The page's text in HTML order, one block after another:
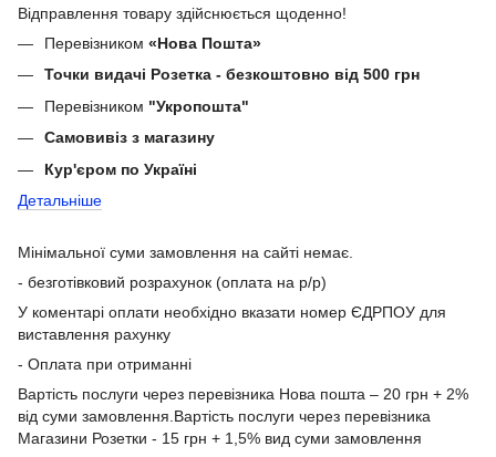
Відправлення товару здійснюється щоденно!
Перевізником «Нова Пошта»
Точки видачі Розетка - безкоштовно від 500 грн
Перевізником "Укропошта"
Самовивіз з магазину
Кур'єром по Україні
Детальніше
Мінімальної суми замовлення на сайті немає.
- безготівковий розрахунок (оплата на р/р)
У коментарі оплати необхідно вказати номер ЄДРПОУ для
виставлення рахунку
- Оплата при отриманні
Вартість послуги через перевізника Нова пошта – 20 грн + 2%
від суми замовлення.Вартість послуги через перевізника
Магазини Розетки - 15 грн + 1,5% вид суми замовлення